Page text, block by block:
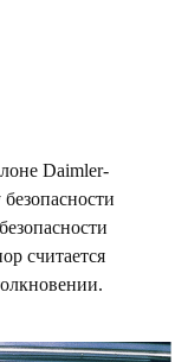
Daimler-
считается